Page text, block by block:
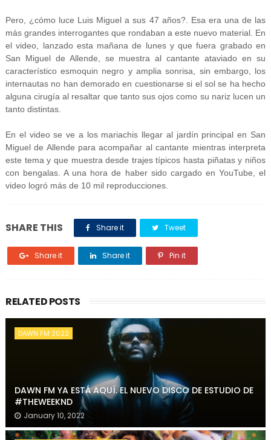
Pero, ¿cómo luce Luis Miguel a sus 47 años?. Esa era una de las
más grandes interrogantes que rondaban a este nuevo material. En
el video, lanzado esta mañana de lunes y que fuera grabado en
San Miguel de Allende, se muestra al cantante ataviado en su
característico esmoquin negro y amplia sonrisa, sin embargo, los
internautas no han demorado en cuestionarse si el sol se ha hecho
alguna cirugía al resaltar que tanto sus ojos como su nariz lucen un
tanto distintas.
En el video se ve a los mariachis llegar al jardín principal en San
Miguel de Allende para acompañar al cantante mientras interpreta
este tema y que muestra desde trajes típicos hasta piñatas y niños
con bengalas. A una hora de haber sido cargado en YouTube, el
video logró más de 10 mil reproducciones.
SHARE THIS Share it Tweet
Share it Share it Pin it
RELATED POSTS
DAWN FM 2022
DAWN FM YA ESTÁ AQUÍ. EL NUEVO DISCO DE ESTUDIO DE
#THEWEEKND
January 10, 2022